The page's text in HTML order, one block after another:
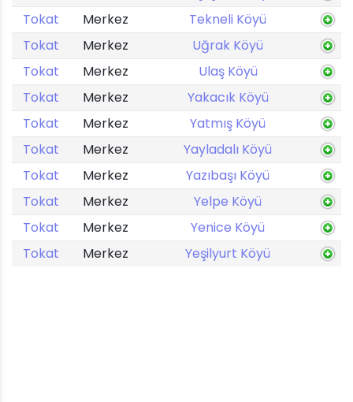
Tokat
Merkez
Tekneli Köyü
Tokat
Merkez
Uğrak Köyü
Tokat
Merkez
Ulaş Köyü
Tokat
Merkez
Yakacık Köyü
Tokat
Merkez
Yatmış Köyü
Tokat
Merkez
Yayladalı Köyü
Tokat
Merkez
Yazıbaşı Köyü
Tokat
Merkez
Yelpe Köyü
Tokat
Merkez
Yenice Köyü
Tokat
Merkez Yeşilyurt Köyü